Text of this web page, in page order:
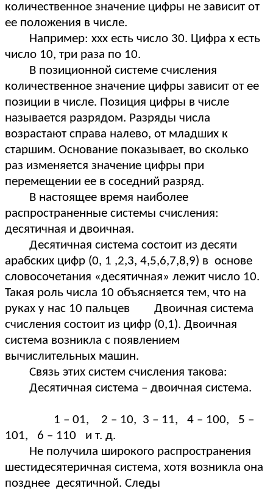
количественное значение цифры не зависит от
ее положения в числе.
Например: ххх есть число 30. Цифра х есть
число 10, три раза по 10.
В позиционной системе счисления
количественное значение цифры зависит от ее
позиции в числе. Позиция цифры в числе
называется разрядом. Разряды числа
возрастают справа налево, от младших к
старшим. Основание показывает, во сколько
раз изменяется значение цифры при
перемещении ее в соседний разряд.
В настоящее время наиболее
распространенные системы счисления:
десятичная и двоичная.
Десятичная система состоит из десяти
арабских цифр (0, 1 ,2,3, 4,5,6,7,8,9) в основе
словосочетания «десятичная» лежит число 10.
Такая роль числа 10 объясняется тем, что на
руках у нас 10 пальцев Двоичная система
счисления состоит из цифр (0,1). Двоичная
система возникла с появлением
вычислительных машин.
Связь этих систем счисления такова:
Десятичная система – двоичная система.
1 – 01, 2 – 10, 3 – 11, 4 – 100, 5 –
101, 6 – 110 и т. д.
Не получила широкого распространения
шестидесятеричная система, хотя возникла она
позднее десятичной. Следы